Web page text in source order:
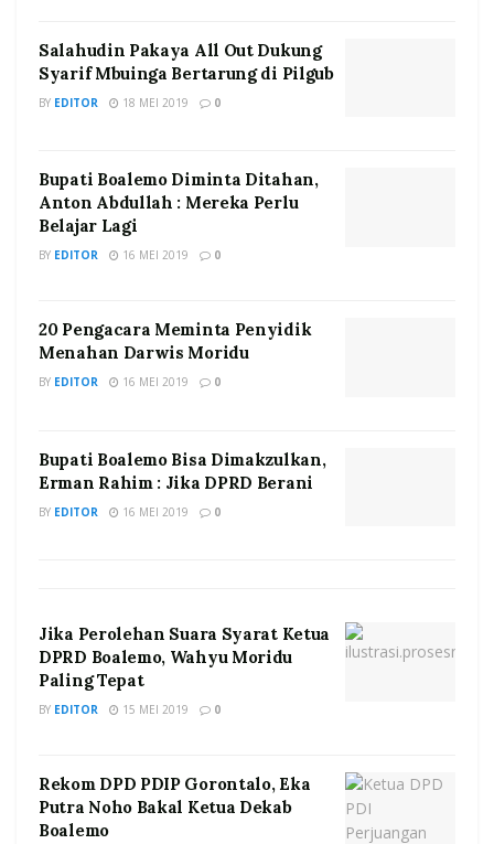
Salahudin Pakaya All Out Dukung
Syarif Mbuinga Bertarung di Pilgub
BY EDITOR 18 MEI 2019 0
Bupati Boalemo Diminta Ditahan,
Anton Abdullah : Mereka Perlu
Belajar Lagi
BY EDITOR 16 MEI 2019 0
20 Pengacara Meminta Penyidik
Menahan Darwis Moridu
BY EDITOR 16 MEI 2019 0
Bupati Boalemo Bisa Dimakzulkan,
Erman Rahim : Jika DPRD Berani
BY EDITOR 16 MEI 2019 0
Jika Perolehan Suara Syarat Ketua
DPRD Boalemo, Wahyu Moridu
Paling Tepat
BY EDITOR 15 MEI 2019 0
Rekom DPD PDIP Gorontalo, Eka
Putra Noho Bakal Ketua Dekab
Boalemo